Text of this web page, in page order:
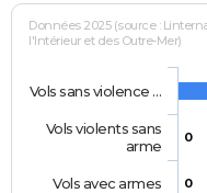
Données 2025 (source :
l'Intérieur et des Outre-Mer)
0
0
Vols sans violence …
Vols violents sans
arme
Vols avec armes